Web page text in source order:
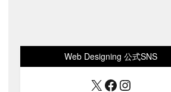
Web Designing 公式SNS
X Facebook
Instagram